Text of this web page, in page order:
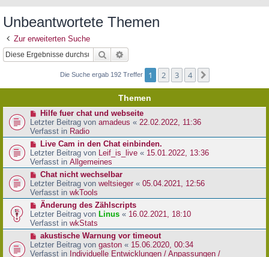
Unbeantwortete Themen
Zur erweiterten Suche
Suche
Die Suche ergab 192 Treffer 1 2 3 4
Themen
N
e
u
e
r
B
e
t
r
a
g
Hilfe fuer chat und webseite
Letzter Beitrag von amadeus « 22.02.2022, 11:36
Verfasst in Radio
N
e
u
e
r
B
e
t
r
a
g
Live Cam in den Chat einbinden.
Letzter Beitrag von Leif_is_live « 15.01.2022, 13:36
Verfasst in Allgemeines
N
e
u
e
r
B
e
t
r
Chat nicht wechselbar
Letzter Beitrag von weltsieger « 05.04.2021, 12:56
Verfasst in wkTools
N
e
u
e
r
B
Änderung des Zählscripts
Letzter Beitrag von Linus « 16.02.2021, 18:10
Verfasst in wkStats
N
e
u
akustische Warnung vor timeout
Letzter Beitrag von gaston « 15.06.2020, 00:34
Verfasst in Individuelle Entwicklungen / Anpassungen /